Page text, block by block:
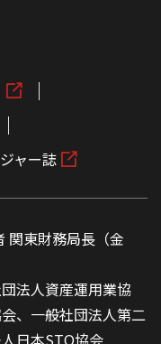
ャー誌
関東財務局長（金
法人資産運用業協
、一般社団法人第二